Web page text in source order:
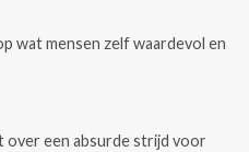
wat mensen zelf waardevol en
over een absurde strijd voor